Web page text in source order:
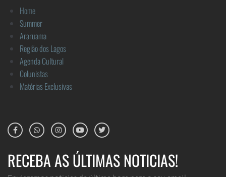
Home
Summer
Araruama
Região dos Lagos
Agenda Cultural
Colunistas
Matérias Exclusivas
RECEBA AS ÚLTIMAS NOTICIAS!